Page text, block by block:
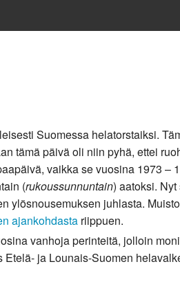
Suomessa helatorstaiksi.
tämä päivä oli niin pyhä, ettei
vaikka se vuosina 1973 –
(rukoussunnuntain) aatoksi.
ylösnousemuksen juhlasta.
ajankohdasta riippuen.
vanhoja perinteitä, jolloin
ja Lounais-Suomen